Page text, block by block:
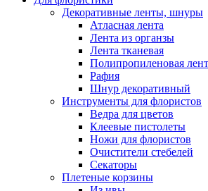
Декоративные ленты, шнуры
Атласная лента
Лента из органзы
Лента тканевая
Полипропиленовая
Рафия
Шнур декоративный
Инструменты для флористов
Ведра для цветов
Клеевые пистолеты
Ножи для флористов
Очистители стебелей
Секаторы
Плетеные корзины